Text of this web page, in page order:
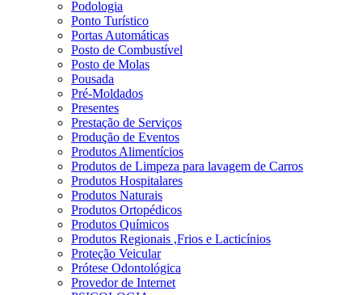
Podologia
Ponto Turístico
Portas Automáticas
Posto de Combustível
Posto de Molas
Pousada
Pré-Moldados
Presentes
Prestação de Serviços
Produção de Eventos
Produtos Alimentícios
Produtos de Limpeza para lavagem de Carros
Produtos Hospitalares
Produtos Naturais
Produtos Ortopédicos
Produtos Químicos
Produtos Regionais ,Frios e Lacticínios
Proteção Veicular
Prótese Odontológica
Provedor de Internet